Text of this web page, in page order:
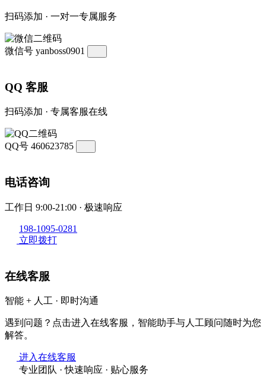
扫码添加 · 一对一专属服务
微信号 yanboss0901
QQ 客服
扫码添加 · 专属客服在线
QQ号 460623785
电话咨询
工作日 9:00-21:00 · 极速响应
198-1095-0281
立即拨打
在线客服
智能 + 人工 · 即时沟通
遇到问题？点击进入在线客服，智能助手与人工顾问随时为您
解答。
进入在线客服
专业团队 · 快速响应 · 贴心服务